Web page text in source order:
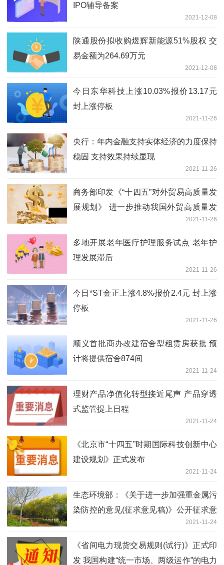
IPO辅导备案
2021-12-08
陕通股份拟收购煜辉新能源51%股权 交
易金额为264.69万元
2021-12-08
今日东华科技上涨10.03%报价13.17元
封上涨停板
2021-11-26
央行：年内金融支持实体经济的力度保持
稳固 支持效果持续显现
2021-11-26
商务部印发《“十四五”对外贸易高质量发
展规划》 进一步推动我国外贸高质量发
2021-11-26
多地开展老年医疗护理服务试点 老年护
理发展滞后
2021-11-26
今日*ST金正上涨4.8%报价2.4元 封上涨
停板
2021-11-26
顺义首批商办改建宿舍型租赁房获批 预
计将提供宿舍874间
2021-11-24
理财产品净值化转型接近尾声 产品穿透
式监管提上日程
2021-11-24
《北京市“十四五”时期国际科技创新中心
建设规划》正式发布
2021-11-24
生态环境部：《关于进一步加强重金属污
染防控的意见(征求意见稿)》公开征求意
2021-11-24
《省间电力现货交易规则(试行)》正式印
发 我国构建“统一市场、两级运作”的电力